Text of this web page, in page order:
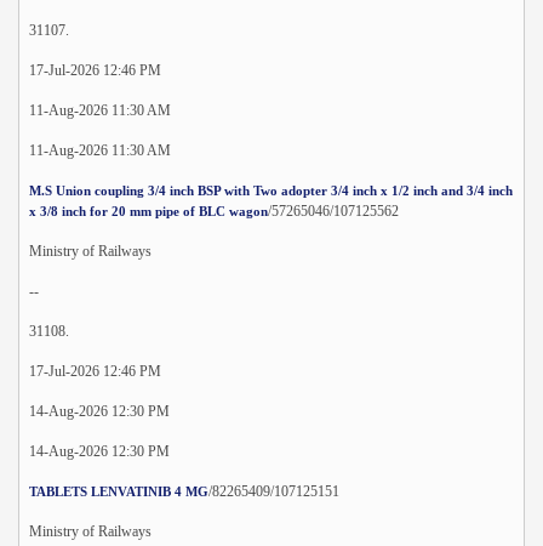
31107.
17-Jul-2026 12:46 PM
11-Aug-2026 11:30 AM
11-Aug-2026 11:30 AM
M.S Union coupling 3/4 inch BSP with Two adopter 3/4 inch x 1/2 inch and 3/4 inch
x 3/8 inch for 20 mm pipe of BLC wagon/57265046/107125562
Ministry of Railways
--
31108.
17-Jul-2026 12:46 PM
14-Aug-2026 12:30 PM
14-Aug-2026 12:30 PM
TABLETS LENVATINIB 4 MG/82265409/107125151
Ministry of Railways